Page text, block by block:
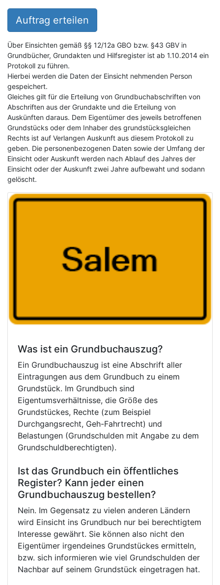
Auftrag erteilen
Über Einsichten gemäß §§ 12/12a GBO bzw. §43 GBV in
Grundbücher, Grundakten und Hilfsregister ist ab 1.10.2014 ein
Protokoll zu führen.
Hierbei werden die Daten der Einsicht nehmenden Person
gespeichert.
Gleiches gilt für die Erteilung von Grundbuchabschriften von
Abschriften aus der Grundakte und die Erteilung von
Auskünften daraus. Dem Eigentümer des jeweils betroffenen
Grundstücks oder dem Inhaber des grundstücksgleichen
Rechts ist auf Verlangen Auskunft aus diesem Protokoll zu
geben. Die personenbezogenen Daten sowie der Umfang der
Einsicht oder Auskunft werden nach Ablauf des Jahres der
Einsicht oder der Auskunft zwei Jahre aufbewaht und sodann
gelöscht.
Was ist ein Grundbuchauszug?
Ein Grundbuchauszug ist eine Abschrift aller
Eintragungen aus dem Grundbuch zu einem
Grundstück. Im Grundbuch sind
Eigentumsverhältnisse, die Größe des
Grundstückes, Rechte (zum Beispiel
Durchgangsrecht, Geh-Fahrtrecht) und
Belastungen (Grundschulden mit Angabe zu dem
Grundschuldberechtigten).
Ist das Grundbuch ein öffentliches
Register? Kann jeder einen
Grundbuchauszug bestellen?
Nein. Im Gegensatz zu vielen anderen Ländern
wird Einsicht ins Grundbuch nur bei berechtigtem
Interesse gewährt. Sie können also nicht den
Eigentümer irgendeines Grundstückes ermitteln,
bzw. sich informieren wie viel Grundschulden der
Nachbar auf seinem Grundstück eingetragen hat.